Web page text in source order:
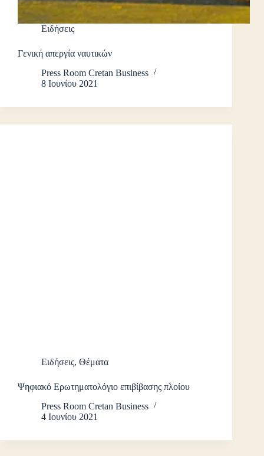
Ειδήσεις
Γενική απεργία ναυτικών
Press Room Cretan Business
8 Ιουνίου 2021
Ειδήσεις, Θέματα
Ψηφιακό Ερωτηματολόγιο επιβίβασης πλοίου
Press Room Cretan Business
4 Ιουνίου 2021